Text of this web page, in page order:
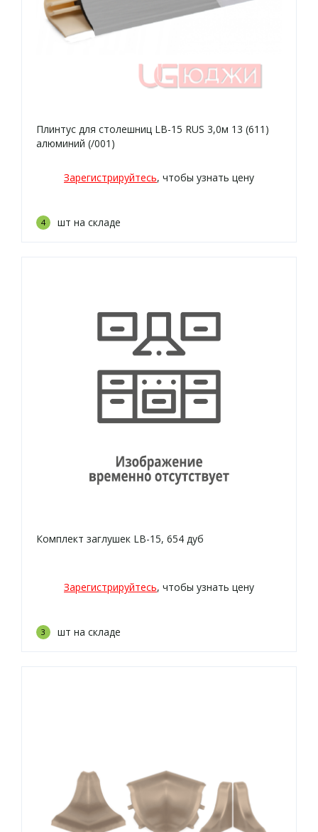
Плинтус для столешниц LB-15 RUS 3,0м 13 (611)
алюминий (/001)
Зарегистрируйтесь, чтобы узнать цену
4 шт на складе
Комплект заглушек LB-15, 654 дуб
Зарегистрируйтесь, чтобы узнать цену
3 шт на складе